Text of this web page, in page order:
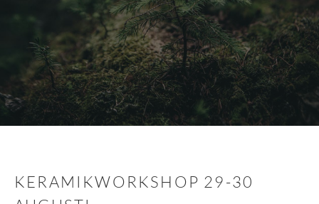
KERAMIKWORKSHOP 29-30